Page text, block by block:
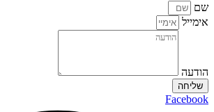
שם
אימייל
הודעה
שליחה
Facebook